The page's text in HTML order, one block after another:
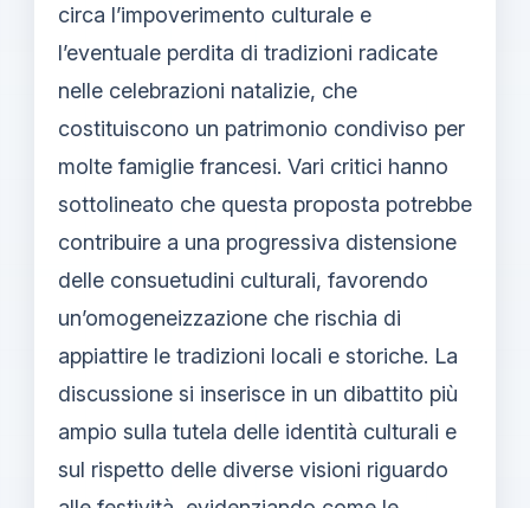
circa l’impoverimento culturale e
l’eventuale perdita di tradizioni radicate
nelle celebrazioni natalizie, che
costituiscono un patrimonio condiviso per
molte famiglie francesi. Vari critici hanno
sottolineato che questa proposta potrebbe
contribuire a una progressiva distensione
delle consuetudini culturali, favorendo
un’omogeneizzazione che rischia di
appiattire le tradizioni locali e storiche. La
discussione si inserisce in un dibattito più
ampio sulla tutela delle identità culturali e
sul rispetto delle diverse visioni riguardo